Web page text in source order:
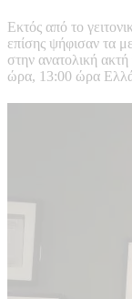
Εκτός από το
επίσης ψήφισαν τα
στην ανατολική
ώρα, 13:00 ώρα